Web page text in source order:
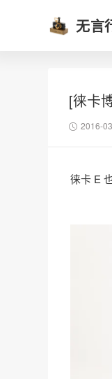
无言
[徕卡
2016-
徕卡 E